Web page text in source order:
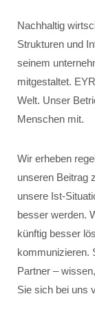
Nachhaltig
Strukturen und
seinem
mitgestaltet.
Welt. Unser
Menschen mit.
Wir erheben
unseren Beitrag
unsere Ist-
besser werden.
künftig besser
kommunizieren.
Partner –
Sie sich bei uns